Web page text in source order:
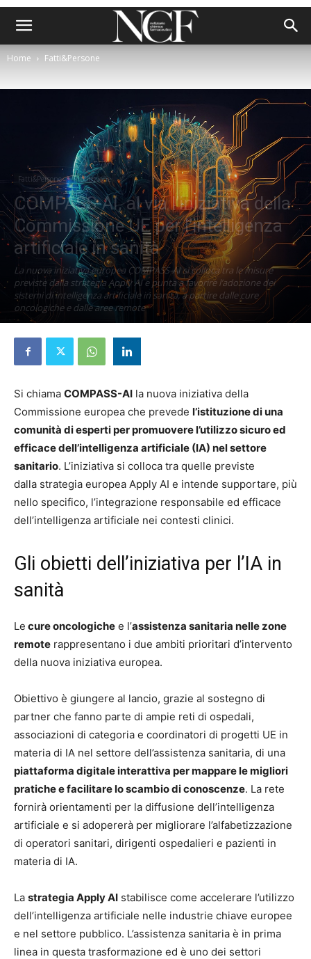
Home Fatti&Persone
Fatti&Persone Produzione
COMPASS-AI, al via l’iniziativa della
Commissione UE per l’intelligenza
artificiale in sanità
La nuova iniziativa europea COMPASS-AI si colloca tra le misure
previste dalla strategia Apply AI e punta a favorire l’adozione dei
sistemi di intelligenza artificiale in sanità, a partire dalle cure
oncologiche e dalle aree remote
28 Ottobre 2025
Si chiama COMPASS-AI la nuova iniziativa della
Commissione europea che prevede l’istituzione di una
comunità di esperti per promuovere l’utilizzo sicuro ed
efficace dell’intelligenza artificiale (IA) nel settore
sanitario. L’iniziativa si colloca tra quelle previste
dalla strategia europea Apply AI e intende supportare, più
nello specifico, l’integrazione responsabile ed efficace
dell’intelligenza artificiale nei contesti clinici.
Gli obietti dell’iniziativa per l’IA in
sanità
Le cure oncologiche e l’assistenza sanitaria nelle zone
remote rappresentano i due ambiti prioritari d’intervento
della nuova iniziativa europea.
Obiettivo è giungere al lancio, grazie al sostegno di
partner che fanno parte di ampie reti di ospedali,
associazioni di categoria e coordinatori di progetti UE in
materia di IA nel settore dell’assistenza sanitaria, di una
piattaforma digitale interattiva per mappare le migliori
pratiche e facilitare lo scambio di conoscenze. La rete
fornirà orientamenti per la diffusione dell’intelligenza
artificiale e si adopererà per migliorare l’alfabetizzazione
di operatori sanitari, dirigenti ospedalieri e pazienti in
materia di IA.
La strategia Apply AI stabilisce come accelerare l’utilizzo
dell’intelligenza artificiale nelle industrie chiave europee
e nel settore pubblico. L’assistenza sanitaria è in prima
linea in questa trasformazione ed è uno dei settori